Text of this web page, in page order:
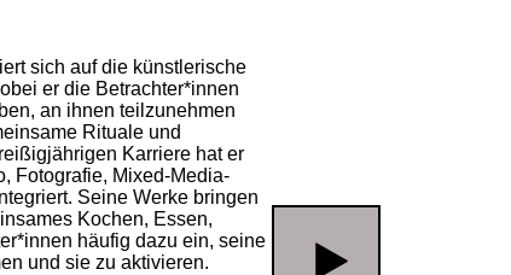
sich auf die künstlerische
er die Betrachter*innen
an ihnen teilzunehmen
Rituale und
Karriere hat er
Fotografie, Mixed-Media-
Seine Werke bringen
Kochen, Essen,
häufig dazu ein, seine
und sie zu aktivieren.